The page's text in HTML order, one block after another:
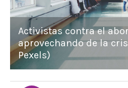
Activistas contra el
aprovechando de la
Pexels)